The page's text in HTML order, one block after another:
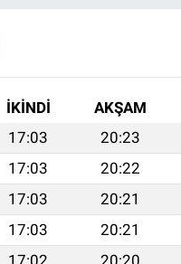
İKINDI AKŞAM
17:03 20:23
17:03 20:22
17:03 20:21
17:03 20:21